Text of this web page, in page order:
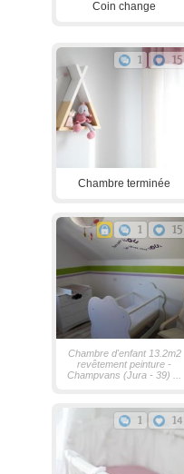
Coin change
1 15
Chambre terminée
1 15
Chambre d'enfant 13.2m2
revêtement peinture -
Champvans (Jura - 39) ...
1 14